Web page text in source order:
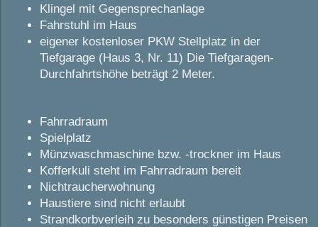
Klingel mit Gegensprechanlage
Fahrstuhl im Haus
eigener kostenloser PKW Stellplatz in der
Tiefgarage (Haus 3, Nr. 11) Die Tiefgaragen-
Durchfahrtshöhe beträgt 2 Meter.
Fahrradraum
Spielplatz
Münzwaschmaschine bzw. -trockner im Haus
Kofferkuli steht im Fahrradraum bereit
Nichtraucherwohnung
Haustiere sind nicht erlaubt
Strandkorbverleih zu besonders günstigen Preisen